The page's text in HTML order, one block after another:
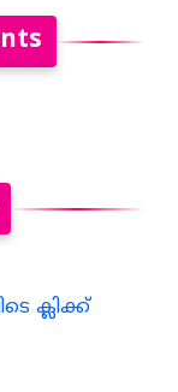
ക്ലിക്ക്